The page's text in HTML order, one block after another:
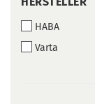
HABA
Varta